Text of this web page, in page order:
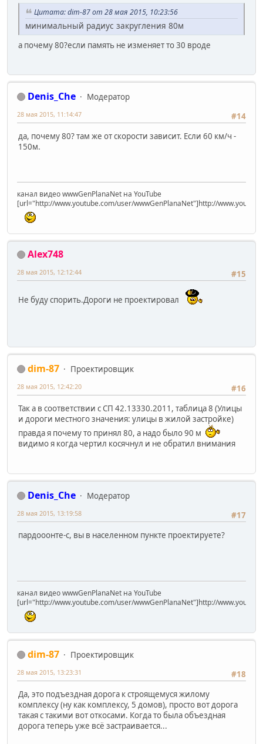
Цитата: dim-87 от 28 мая 2015, 10:23:56
минимальный радиус закругления 80м
а почему 80?если память не изменяет то 30 вроде
Denis_Che
Модератор
#14
28 мая 2015, 11:14:47
да, почему 80? там же от скорости зависит. Если 60 км/ч -
150м.
канал видео wwwGenPlanaNet на YouTube
[url="http://www.youtube.com/user/wwwGenPlanaNet"]http://
Alex748
#15
28 мая 2015, 12:12:44
Не буду спорить.Дороги не проектировал
dim-87
Проектировщик
#16
28 мая 2015, 12:42:20
Так а в соответствии с СП 42.13330.2011, таблица 8 (Улицы
и дороги местного значения: улицы в жилой застройке)
правда я почему то принял 80, а надо было 90 м
видимо я когда чертил косячнул и не обратил внимания
Denis_Che
Модератор
#17
28 мая 2015, 13:19:58
пардооонте-с, вы в населенном пункте проектируете?
канал видео wwwGenPlanaNet на YouTube
[url="http://www.youtube.com/user/wwwGenPlanaNet"]http://
dim-87
Проектировщик
#18
28 мая 2015, 13:23:31
Да, это подъездная дорога к строящемуся жилому
комплексу (ну как комплексу, 5 домов), просто вот дорога
такая с такими вот откосами. Когда то была объездная
дорога теперь уже всё застраивается...